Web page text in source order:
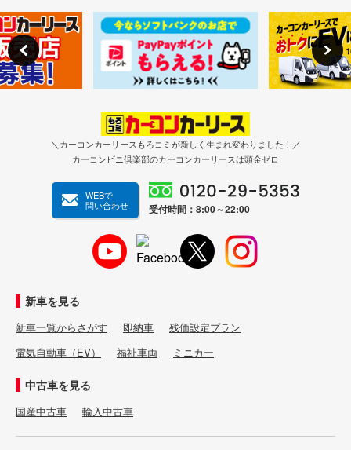
＼カーコンカーリースもろコミが新しく生まれ変わりました！／
カーコンビニ倶楽部のカーコンカーリースは頭金ゼロ
WEBで
問い合わせ
受付時間：8:00～22:00
新車を見る
新車一覧からさがす 即納車
残価設定プラン
電気自動車（EV）
福祉車両 ミニカー
中古車を見る
国産中古車 輸入中古車